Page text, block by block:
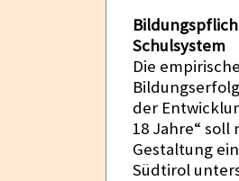
Schulsystem
Die
der
18 Jahre“
Gestaltung
Südtirol